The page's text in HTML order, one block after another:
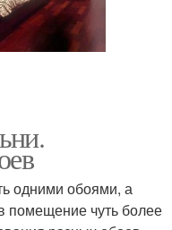
одними обоями, а
помещение чуть более